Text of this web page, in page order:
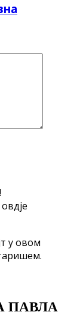
у овом
ПАВЛА